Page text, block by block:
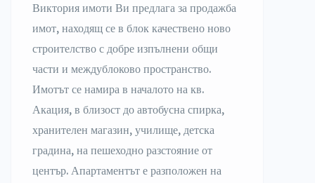
Виктория имоти Ви предлага за продажба
имот, находящ се в блок качествено ново
строителство с добре изпълнени общи
части и междублоково пространство.
Имотът се намира в началото на кв.
Акация, в близост до автобусна спирка,
хранителен магазин, училище, детска
градина, на пешеходно разстояние от
център. Апартаментът е разположен на